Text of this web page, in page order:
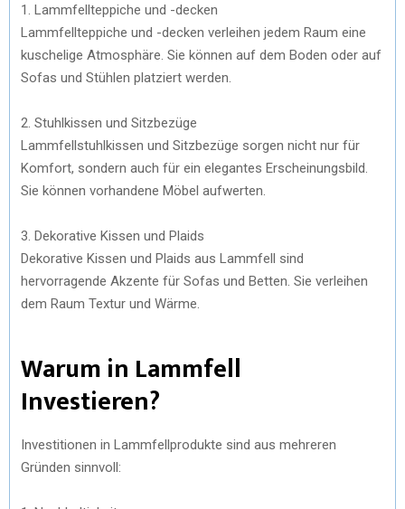
1. Lammfellteppiche und -decken
Lammfellteppiche und -decken verleihen jedem Raum eine
kuschelige Atmosphäre. Sie können auf dem Boden oder auf
Sofas und Stühlen platziert werden.
2. Stuhlkissen und Sitzbezüge
Lammfellstuhlkissen und Sitzbezüge sorgen nicht nur für
Komfort, sondern auch für ein elegantes Erscheinungsbild.
Sie können vorhandene Möbel aufwerten.
3. Dekorative Kissen und Plaids
Dekorative Kissen und Plaids aus Lammfell sind
hervorragende Akzente für Sofas und Betten. Sie verleihen
dem Raum Textur und Wärme.
Warum in Lammfell
Investieren?
Investitionen in Lammfellprodukte sind aus mehreren
Gründen sinnvoll: